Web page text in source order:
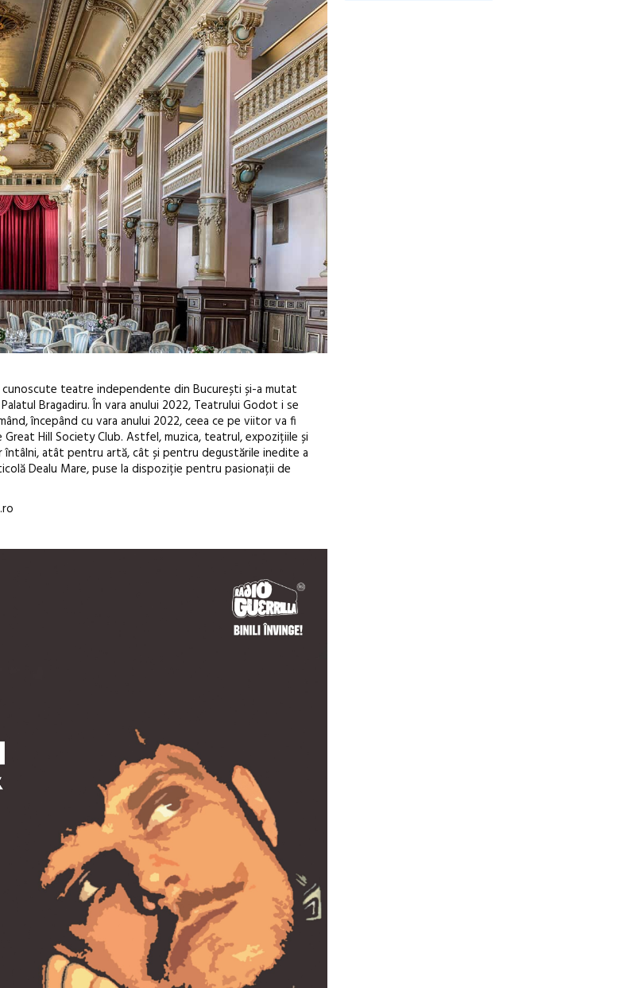
teatre independente din București și-a mutat
Bragadiru. În vara anului 2022, Teatrului Godot i se
începând cu vara anului 2022, ceea ce pe viitor va fi
Hill Society Club. Astfel, muzica, teatrul, expozițiile și
întâlni, atât pentru artă, cât și pentru degustările inedite a
Dealu Mare, puse la dispoziție pentru pasionații de